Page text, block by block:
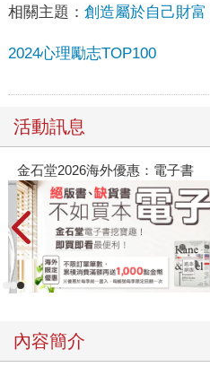
相關主題： 創造屬於自己財富
2024心理勵志TOP100
活動訊息
春光ｘ奇幻基地｜全書系展
內容簡介